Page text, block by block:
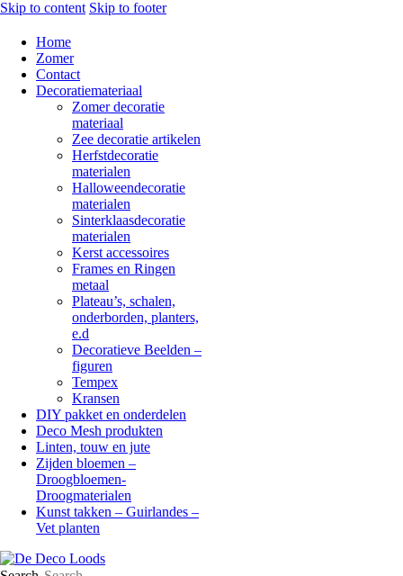
Skip to content Skip to footer
Home
Zomer
Contact
Decoratiemateriaal
Zomer decoratie
materiaal
Zee decoratie artikelen
Herfstdecoratie
materialen
Halloweendecoratie
materialen
Sinterklaasdecoratie
materialen
Kerst accessoires
Frames en Ringen
metaal
Plateau’s, schalen,
onderborden, planters,
e.d
Decoratieve Beelden –
figuren
Tempex
Kransen
DIY pakket en onderdelen
Deco Mesh produkten
Linten, touw en jute
Zijden bloemen –
Droogbloemen-
Droogmaterialen
Kunst takken – Guirlandes –
Vet planten